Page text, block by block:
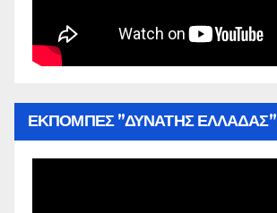
ΕΚΠΟΜΠΕΣ ”ΔΥΝΑΤΗΣ ΕΛΛΑΔΑΣ”